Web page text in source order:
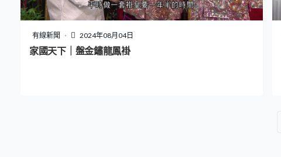
有線新聞 2024年08月04日
家國天下｜盤金鏽龍鳳褂